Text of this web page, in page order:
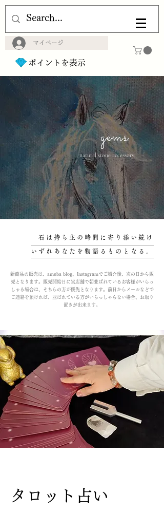
マイページ
ポイントを表示
gems
natural stone accessory
石は持ち主の時間に寄り添い続け
いずれあなたを物語るものとなる。
新商品の販売は、ameba blog、Instagramでご紹介後、次の日から販
売となります。販売開始日に実店舗で朝並ばれているお客様がいらっ
しゃる場合は、そちらの方が優先となります。前日からメールなどで
ご連絡を頂ければ、並ばれている方がいらっしゃらない場合、お取り
置きが出来ます。
タロット占い